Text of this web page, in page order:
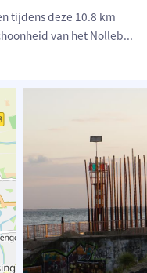
tijdens deze 10.8 km
van het Nolleb...